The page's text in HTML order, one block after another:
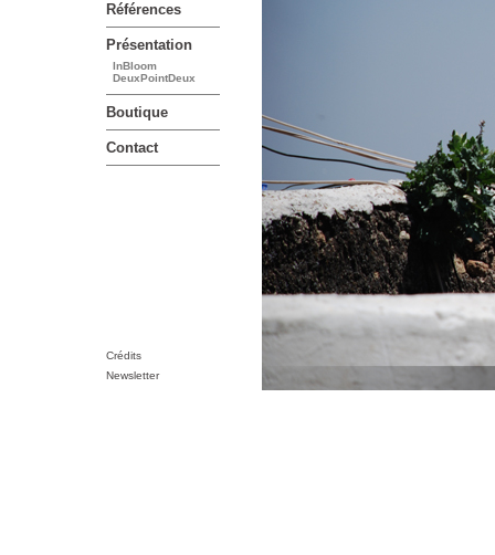
Références
Présentation
InBloom
DeuxPointDeux
Boutique
Contact
Crédits
Newsletter